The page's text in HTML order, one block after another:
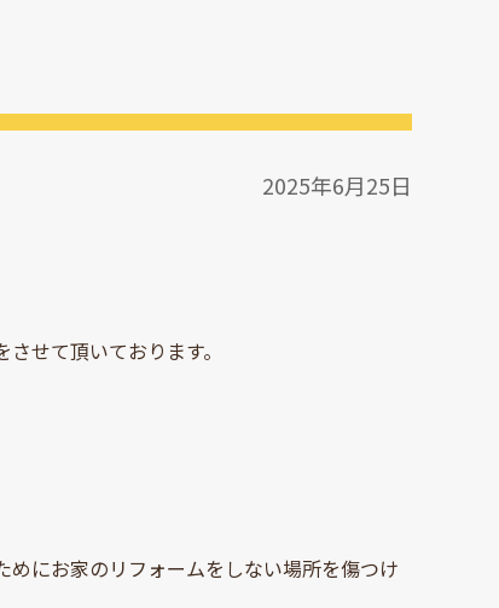
2025年6月25日
せて頂いております。
にお家のリフォームをしない場所を傷つけ